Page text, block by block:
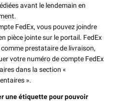
avant le lendemain en
FedEx, vous pouvez joindre
pièce jointe sur le portail. FedEx
prestataire de livraison,
votre numéro de compte FedEx
dans la section «
».
une étiquette pour pouvoir